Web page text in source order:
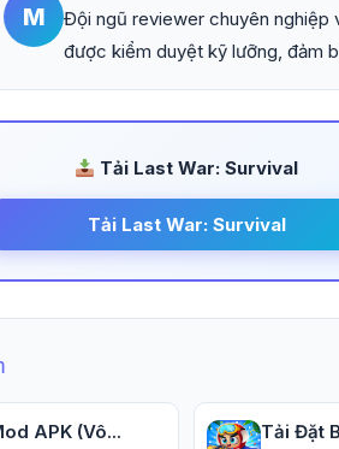
M
Đội ngũ reviewer chuyên nghiệp
được kiểm duyệt kỹ lưỡng, đảm
Tải Last War: Survival
Tải Last War: Survival
APK (Vô... Tải Đặt